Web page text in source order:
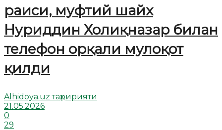
раиси, муфтий шайх
Нуриддин Холиқназар билан
телефон орқали мулоқот
қилди
Alhidoya.uz таҳририяти
21.05.2026
0
29